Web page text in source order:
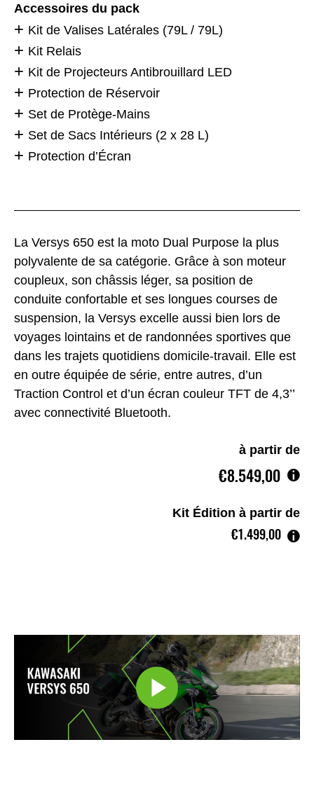
La Versys 650 est la moto Dual Purpose la plus
polyvalente de sa catégorie. Grâce à son moteur
coupleux, son châssis léger, sa position de
conduite confortable et ses longues courses de
suspension, la Versys excelle aussi bien lors de
voyages lointains et de randonnées sportives que
dans les trajets quotidiens domicile-travail. Elle est
en outre équipée de série, entre autres, d’un
Traction Control et d’un écran couleur TFT de 4,3’’
avec connectivité Bluetooth.
à partir de
€8.549,00
Kit Édition à partir de
€1.499,00
Accessoires du pack
Kit de Valises Latérales (79L / 79L)
Kit Relais
Kit de Projecteurs Antibrouillard LED
Protection de Réservoir
Set de Protège-Mains
Set de Sacs Intérieurs (2 x 28 L)
Protection d’Écran